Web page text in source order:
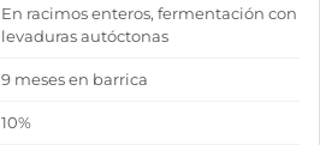
En racimos enteros, fermentación con
levaduras autóctonas
9 meses en barrica
10%